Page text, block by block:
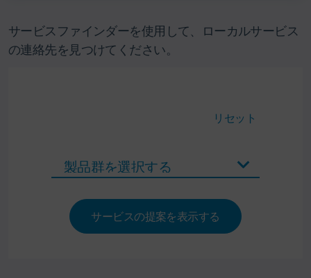
サービスファインダーを使用して、ローカルサービス
の連絡先を見つけてください。
リセット
サービスの提案を表示する